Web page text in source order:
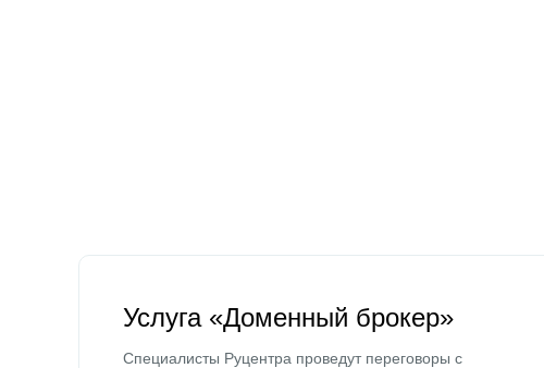
Услуга «Доменный брокер»
Специалисты Руцентра проведут переговоры с